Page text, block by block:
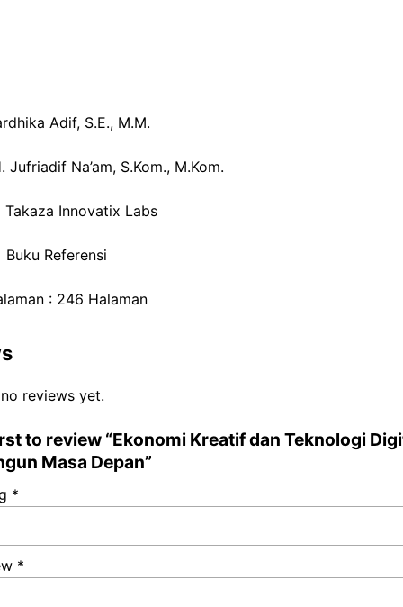
Adif, S.E., M.M.
Jufriadif Na’am, S.Kom., M.Kom.
Innovatix Labs
Referensi
: 246 Halaman
reviews yet.
to review “Ekonomi Kreatif dan Teknologi
Masa Depan”
*
*